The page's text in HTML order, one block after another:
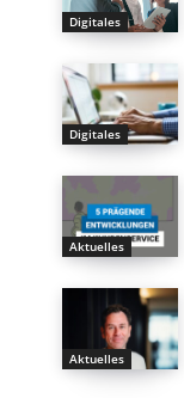
Digitales
Digitales
Aktuelles
Aktuelles